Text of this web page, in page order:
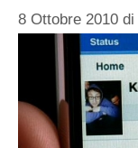
8 Ottobre 2010 di